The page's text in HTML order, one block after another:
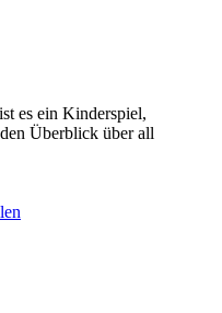
es ein Kinderspiel,
Überblick über all